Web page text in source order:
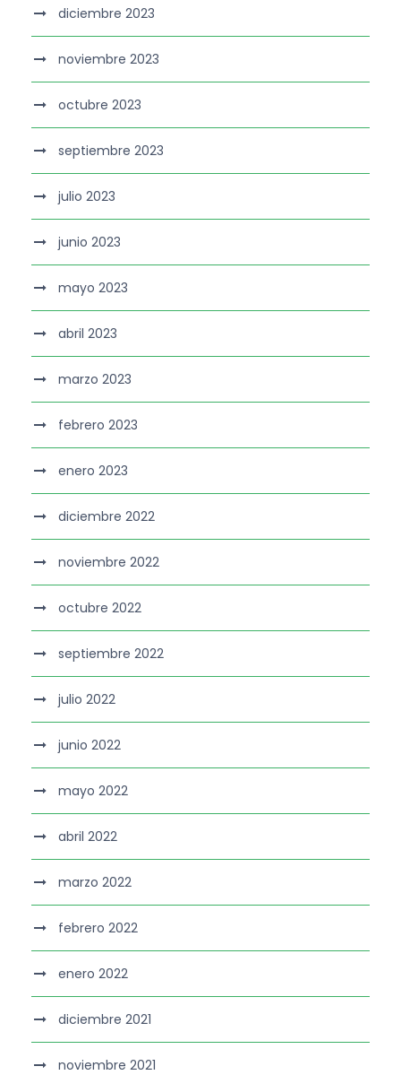
diciembre 2023
noviembre 2023
octubre 2023
septiembre 2023
julio 2023
junio 2023
mayo 2023
abril 2023
marzo 2023
febrero 2023
enero 2023
diciembre 2022
noviembre 2022
octubre 2022
septiembre 2022
julio 2022
junio 2022
mayo 2022
abril 2022
marzo 2022
febrero 2022
enero 2022
diciembre 2021
noviembre 2021